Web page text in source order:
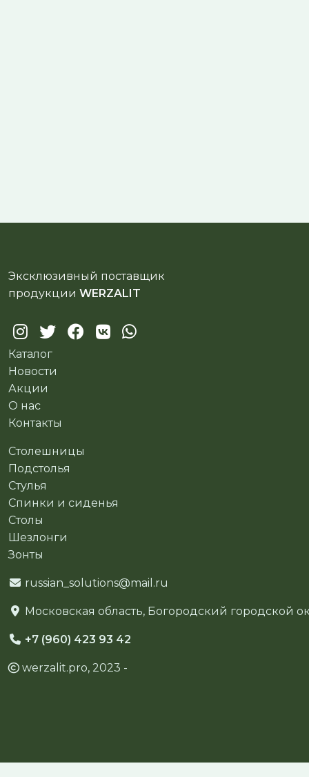
Эксклюзивный поставщик
продукции WERZALIT
Каталог
Новости
Акции
О нас
Контакты
Столешницы
Подстолья
Стулья
Спинки и сиденья
Столы
Шезлонги
Зонты
russian_solutions@mail.ru
Московская область, Богородский городской
+7 (960) 423 93 42
werzalit.pro, 2023 -